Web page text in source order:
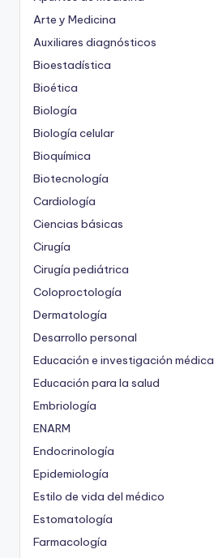
Arte y Medicina
Auxiliares diagnósticos
Bioestadística
Bioética
Biología
Biología celular
Bioquímica
Biotecnología
Cardiología
Ciencias básicas
Cirugía
Cirugía pediátrica
Coloproctología
Dermatología
Desarrollo personal
Educación e investigación médica
Educación para la salud
Embriología
ENARM
Endocrinología
Epidemiología
Estilo de vida del médico
Estomatología
Farmacología